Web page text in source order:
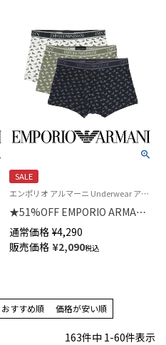
SALE
エンポリオ アルマーニ Underwear アンダーウェア 紳士 下着
★51%OFF EMPORIO ARMANI
CORE LOGOBAND コアロゴバ
ンド ボクサーパンツ 前閉じ EU
サイズ メンズ 54007791
通常価格 ¥4,290
販売価格 ¥2,090税込
おすすめ順 価格が安い順
163件中 1-60件表示